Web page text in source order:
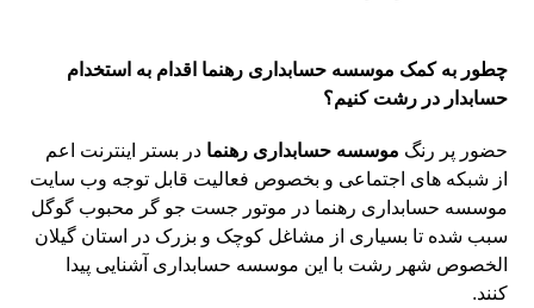
چطور به کمک موسسه حسابداری رهنما اقدام به استخدام
حسابدار در رشت کنیم؟
حضور پر رنگ موسسه حسابداری رهنما در بستر اینترنت اعم
از شبکه های اجتماعی و بخصوص فعالیت قابل توجه وب سایت
موسسه حسابداری رهنما در موتور جست جو گر محبوب گوگل
سبب شده تا بسیاری از مشاغل کوچک و بزرک در استان گیلان
الخصوص شهر رشت با این موسسه حسابداری آشنایی پیدا
کنند.